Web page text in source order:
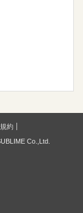
約
Co.,Ltd.